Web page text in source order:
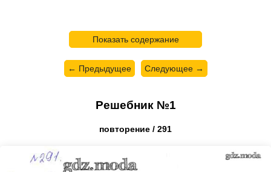
Показать содержание
← Предыдущее Следующее →
Решебник №1
повторение / 291